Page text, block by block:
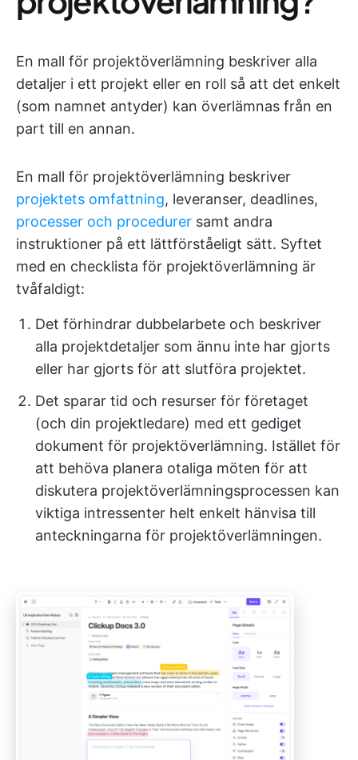
En mall för projektöverlämning beskriver alla
detaljer i ett projekt eller en roll så att det enkelt
(som namnet antyder) kan överlämnas från en
part till en annan.
En mall för projektöverlämning beskriver
projektets omfattning, leveranser, deadlines,
processer och procedurer samt andra
instruktioner på ett lättförståeligt sätt. Syftet
med en checklista för projektöverlämning är
tvåfaldigt:
Det förhindrar dubbelarbete och beskriver
alla projektdetaljer som ännu inte har gjorts
eller har gjorts för att slutföra projektet.
Det sparar tid och resurser för företaget
(och din projektledare) med ett gediget
dokument för projektöverlämning. Istället för
att behöva planera otaliga möten för att
diskutera projektöverlämningsprocessen kan
viktiga intressenter helt enkelt hänvisa till
anteckningarna för projektöverlämningen.